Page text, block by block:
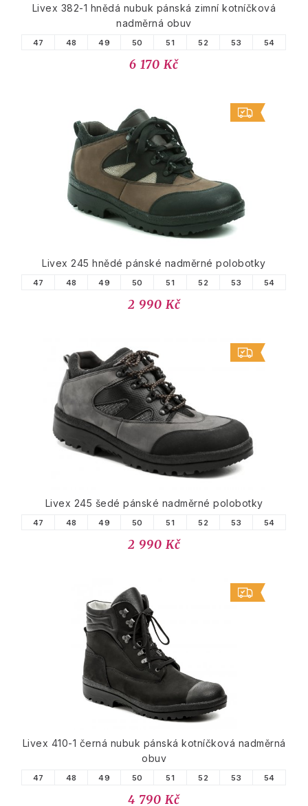
Livex 382-1 hnědá nubuk pánská zimní kotníčková
nadměrná obuv
47 48 49 50 51 52 53 54
6 170 Kč
Livex 245 hnědé pánské nadměrné polobotky
47 48 49 50 51 52 53 54
2 990 Kč
Livex 245 šedé pánské nadměrné polobotky
47 48 49 50 51 52 53 54
2 990 Kč
Livex 410-1 černá nubuk pánská kotníčková nadměrná
obuv
47 48 49 50 51 52 53 54
4 790 Kč